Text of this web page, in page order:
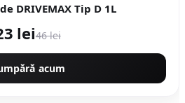
DRIVEMAX Tip D 1L
lei46 lei
acum